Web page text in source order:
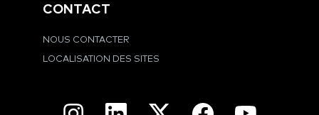
CONTACT
NOUS CONTACTER
LOCALISATION DES SITES